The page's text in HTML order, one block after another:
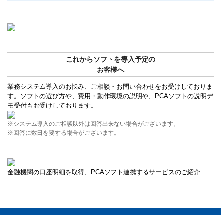
これからソフトを導入予定の
お客様へ
業務システム導入のお悩み、ご相談・お問い合わせをお受けしておりま
す。ソフトの選び方や、費用・動作環境の説明や、PCAソフトの説明デ
モ受付もお受けしております。
※システム導入のご相談以外は回答出来ない場合がございます。
※回答に数日を要する場合がございます。
金融機関の口座明細を取得、PCAソフト連携するサービスのご紹介